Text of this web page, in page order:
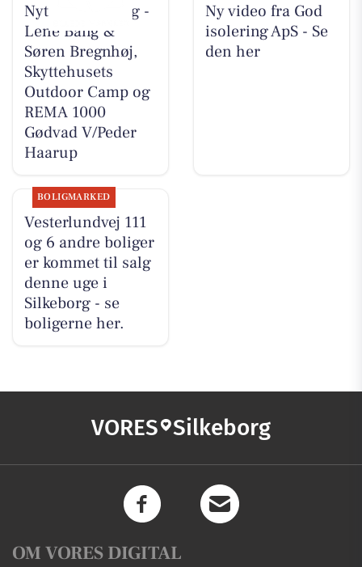
Nyt fra CD Bolig -
Lene Bang &
Søren Bregnhøj,
Skyttehusets
Outdoor Camp og
REMA 1000
Gødvad V/Peder
Haarup
Ny video fra God
isolering ApS - Se
den her
BOLIGMARKED
Vesterlundvej 111
og 6 andre boliger
er kommet til salg
denne uge i
Silkeborg - se
boligerne her.
VORES Silkeborg
OM VORES DIGITAL